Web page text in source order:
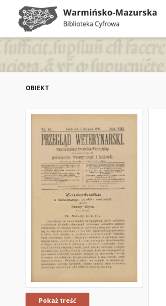
OBIEKT
Pokaż treść